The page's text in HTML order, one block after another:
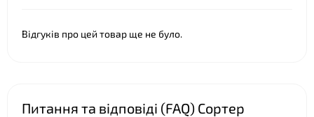
Відгуків про цей товар ще не було.
Питання та відповіді (FAQ) Сортер